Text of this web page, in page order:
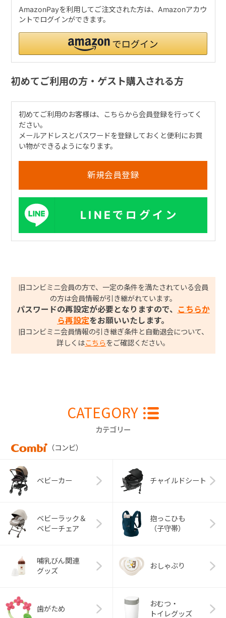
AmazonPayを利用してご注文された方は、Amazonアカウ
ントでログインができます。
初めてご利用の方・ゲスト購入される方
初めてご利用のお客様は、こちらから会員登録を行ってく
ださい。
メールアドレスとパスワードを登録しておくと便利にお買
い物ができるようになります。
LINEでログイン
旧コンビミニ会員の方で、一定の条件を満たされている会員
の方は会員情報が引き継がれています。
パスワードの再設定が必要となりますので、
こちらか
ら再設定をお願いいたします。
旧コンビミニ会員情報の引き継ぎ条件と自動退会について、
詳しくはこちら をご確認ください。
CATEGORY
カテゴリー
（コンビ）
ベビーカー チャイルドシート
ベビーラック＆
ベビーチェア
抱っこひも
（子守帯）
哺乳びん関連
グッズ
おしゃぶり
歯がため
おむつ・
トイレグッズ